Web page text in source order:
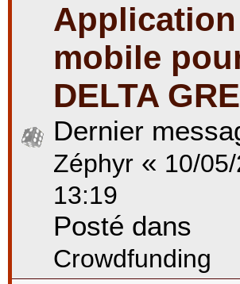
Application
mobile
DELTA
Dernier
Zéphyr « 10/
13:19
Posté dans
Crowdfunding